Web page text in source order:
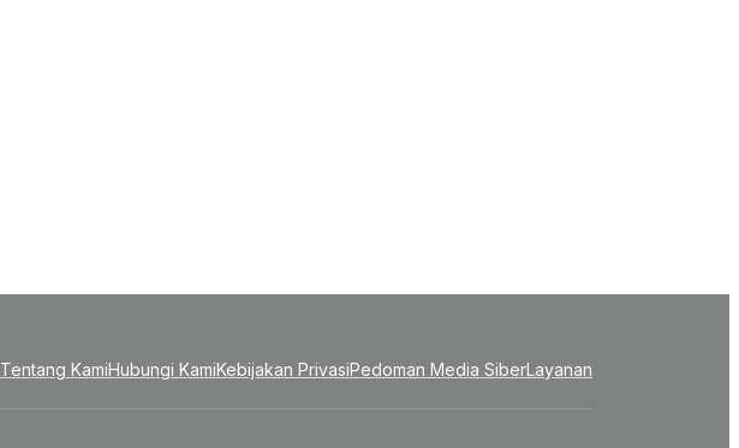
Tentang KamiHubungi KamiKebijakan PrivasiPedoman Media SiberLayanan